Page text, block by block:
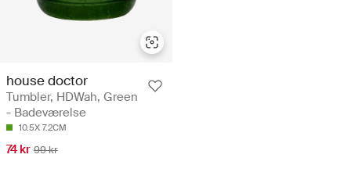
house doctor
Tumbler, HDWah, Green
- Badeværelse
10.5X 7.2CM
74 kr 99 kr